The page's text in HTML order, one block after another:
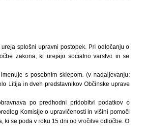
splošni upravni postopek. Pri odločanju o
zakona, ki urejajo socialno varstvo in se
s posebnim sklepom. (v nadaljevanju:
Litija in dveh predstavnikov Občinske uprave
po predhodni pridobitvi podatkov o
Komisije o upravičenosti in višini pomoči
se poda v roku 15 dni od vročitve odločbe. O